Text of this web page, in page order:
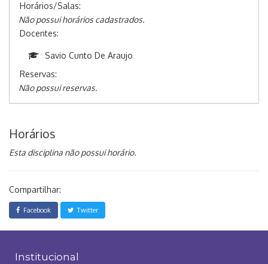
Horários/Salas:
Não possui horários cadastrados.
Docentes:
Savio Cunto De Araujo
Reservas:
Não possui reservas.
Horários
Esta disciplina não possui horário.
Compartilhar:
Facebook Twitter
Institucional